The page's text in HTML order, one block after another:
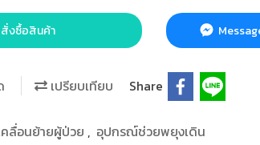
สั่งซื้อสินค้า
เปรียบเทียบ Share
ลื่อนย้ายผู้ป่วย , อุปกรณ์ช่วยพยุงเดิน